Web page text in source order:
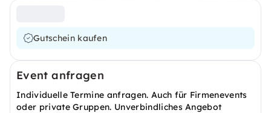
Gutschein kaufen
Event anfragen
Individuelle Termine anfragen. Auch für Firmenevents
oder private Gruppen. Unverbindliches Angebot